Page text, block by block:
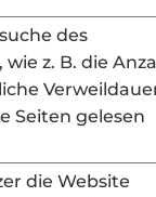
des
z. B. die
Seiten gelesen
die Website